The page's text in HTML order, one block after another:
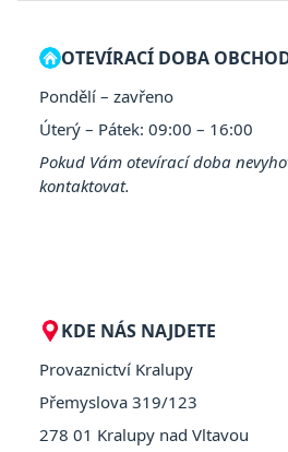
OTEVÍRACÍ DOBA
Pondělí – zavřeno
Úterý – Pátek: 09:00 – 16:00
Pokud Vám otevírací doba
kontaktovat.
KDE NÁS NAJDETE
Provaznictví Kralupy
Přemyslova 319/123
278 01 Kralupy nad Vltavou